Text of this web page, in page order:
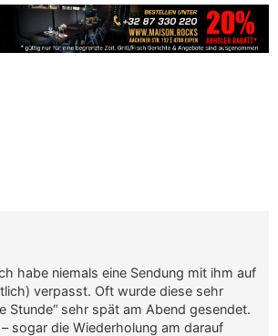
habe niemals eine Sendung mit ihm auf
verpasst. Oft wurde diese sehr
Stunde“ sehr spät am Abend gesendet.
sogar die Wiederholung am darauf